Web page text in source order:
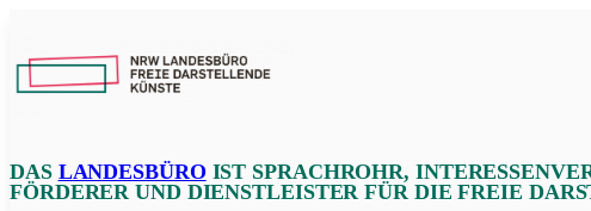
Inhalt
springen
NRW
DAS LANDESBÜRO IST SPRACHROHR,
FÖRDERER UND DIENSTLEISTER FÜR DIE FREIE